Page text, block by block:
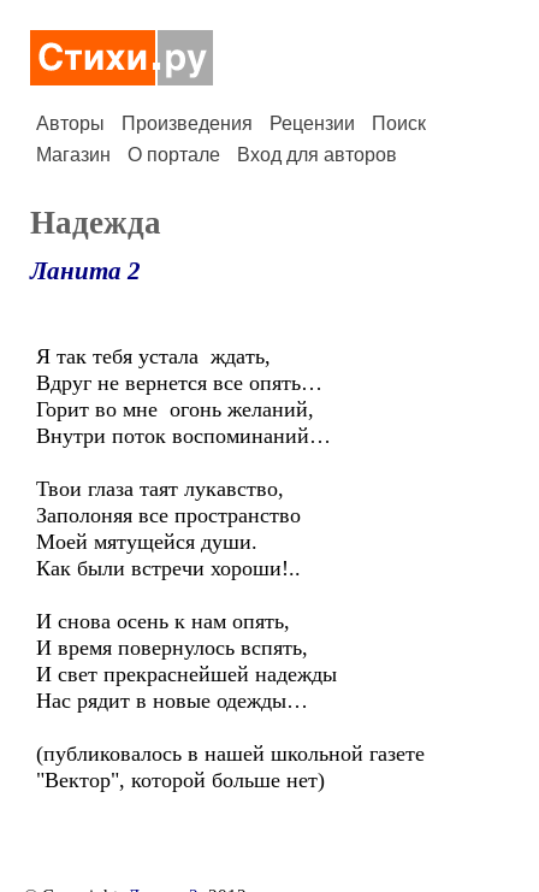
Авторы Произведения Рецензии
Поиск
Магазин
О портале Вход для авторов
Надежда
Ланита 2
Я так тебя устала ждать,
Вдруг не вернется все опять…
Горит во мне огонь желаний,
Внутри поток воспоминаний…
Твои глаза таят лукавство,
Заполоняя все пространство
Моей мятущейся души.
Как были встречи хороши!..
И снова осень к нам опять,
И время повернулось вспять,
И свет прекраснейшей надежды
Нас рядит в новые одежды…
(публиковалось в нашей школьной газете
"Вектор", которой больше нет)